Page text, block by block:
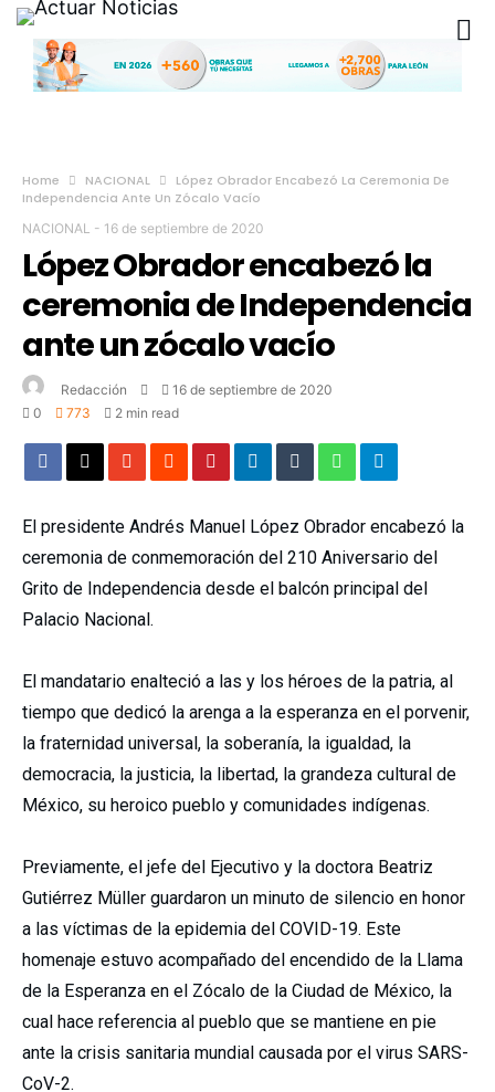
Home NACIONAL
López Obrador Encabezó La Ceremonia De
Independencia Ante Un Zócalo Vacío
NACIONAL - 16 de septiembre de 2020
López Obrador encabezó la
ceremonia de Independencia
ante un zócalo vacío
Redacción
16 de septiembre de 2020
0
773 2 min read
El presidente Andrés Manuel López Obrador encabezó la
ceremonia de conmemoración del 210 Aniversario del
Grito de Independencia desde el balcón principal del
Palacio Nacional.
El mandatario enalteció a las y los héroes de la patria, al
tiempo que dedicó la arenga a la esperanza en el porvenir,
la fraternidad universal, la soberanía, la igualdad, la
democracia, la justicia, la libertad, la grandeza cultural de
México, su heroico pueblo y comunidades indígenas.
Previamente, el jefe del Ejecutivo y la doctora Beatriz
Gutiérrez Müller guardaron un minuto de silencio en honor
a las víctimas de la epidemia del COVID-19. Este
homenaje estuvo acompañado del encendido de la Llama
de la Esperanza en el Zócalo de la Ciudad de México, la
cual hace referencia al pueblo que se mantiene en pie
ante la crisis sanitaria mundial causada por el virus SARS-
CoV-2.